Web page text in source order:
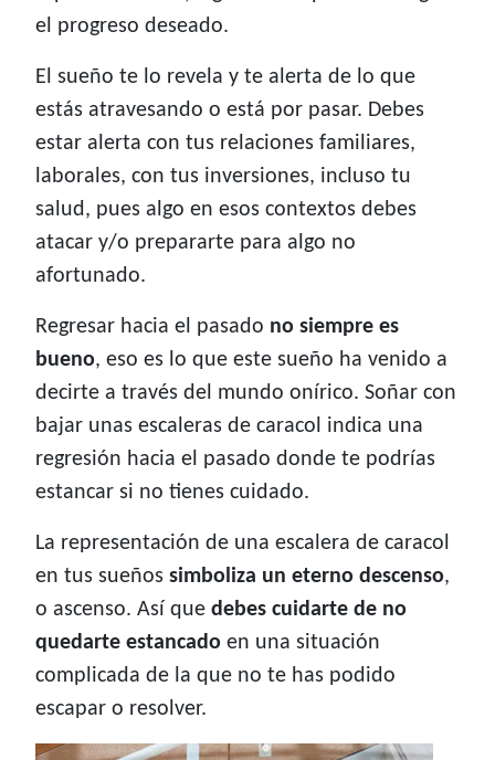
el progreso deseado.
El sueño te lo revela y te alerta de lo que
estás atravesando o está por pasar. Debes
estar alerta con tus relaciones familiares,
laborales, con tus inversiones, incluso tu
salud, pues algo en esos contextos debes
atacar y/o prepararte para algo no
afortunado.
Regresar hacia el pasado no siempre es
bueno, eso es lo que este sueño ha venido a
decirte a través del mundo onírico. Soñar con
bajar unas escaleras de caracol indica una
regresión hacia el pasado donde te podrías
estancar si no tienes cuidado.
La representación de una escalera de caracol
en tus sueños simboliza un eterno descenso,
o ascenso. Así que debes cuidarte de no
quedarte estancado en una situación
complicada de la que no te has podido
escapar o resolver.